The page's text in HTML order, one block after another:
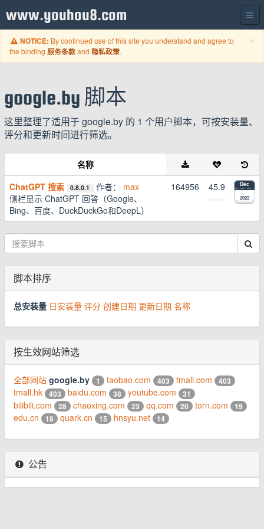
www.youhou8.com
×
NOTICE: By continued use of this site you understand and agree to
the binding 服务条款and 隐私政策.
google.by 脚本
这里整理了适用于 google.by 的 1 个用户脚本，可按安装量、
评分和更新时间进行筛选。
名称
ChatGPT 搜索
0.8.0.1 作者： max
侧栏显示 ChatGPT 回答（Google、
Bing、百度、DuckDuckGo和DeepL）
164956 45.9 Dec
2022
脚本排序
总安装量 日安装量 评分 创建日期 更新日期 名称
按生效网站筛选
全部网站 google.by 1 taobao.com 403 tmall.com 403
tmall.hk 403 baidu.com 38 youtube.com 31
bilibili.com 28 chaoxing.com 23 qq.com 20 torn.com 19
edu.cn 18 quark.cn 15 hnsyu.net 14
公告